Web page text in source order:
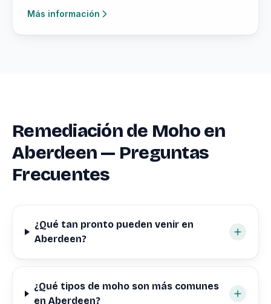
Más información
Remediación de Moho en
Aberdeen — Preguntas
Frecuentes
¿Qué tan pronto pueden venir en
Aberdeen?
¿Qué tipos de moho son más comunes
en Aberdeen?